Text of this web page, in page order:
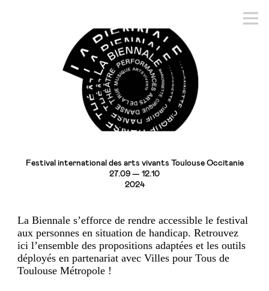
Festival international des arts vivants Toulouse Occitanie
27.09 — 12.10
2024
La Biennale s’efforce de rendre accessible le festival
aux personnes en situation de handicap. Retrouvez
ici l’ensemble des propositions adaptées et les outils
déployés en partenariat avec Villes pour Tous de
Toulouse Métropole !